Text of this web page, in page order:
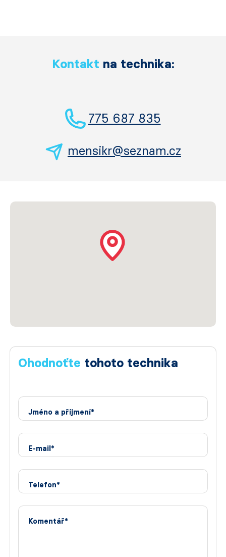
Kontakt na technika:
775 687 835
mensikr@seznam.cz
Ohodnoťte tohoto technika
Jméno a příjmení*
E-mail*
Telefon*
Komentář*